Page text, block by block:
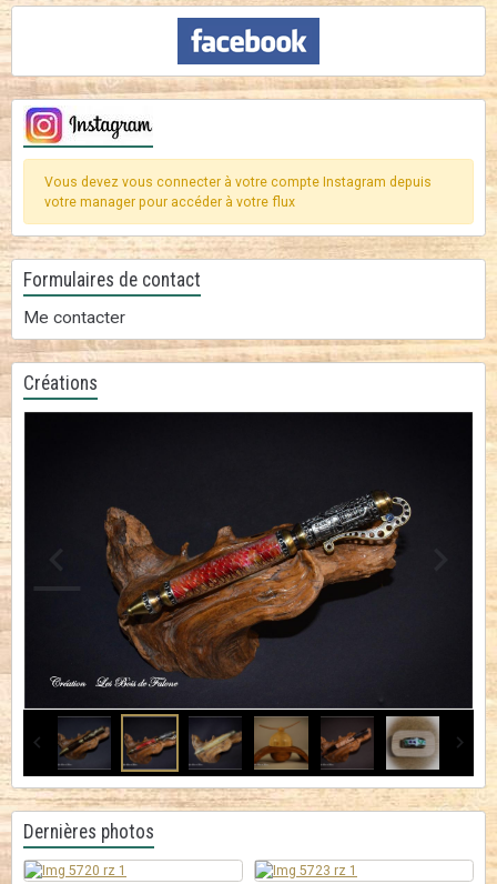
Vous devez vous connecter à votre compte Instagram depuis
votre manager pour accéder à votre flux
Formulaires de contact
Me contacter
Créations
Dernières photos